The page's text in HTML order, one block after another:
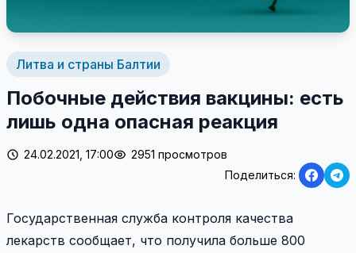
Литва и страны Балтии
Побочные действия вакцины: есть
лишь одна опасная реакция
24.02.2021, 17:00
2951 просмотров
Поделиться:
Государственная служба контроля качества
лекарств сообщает, что получила больше 800